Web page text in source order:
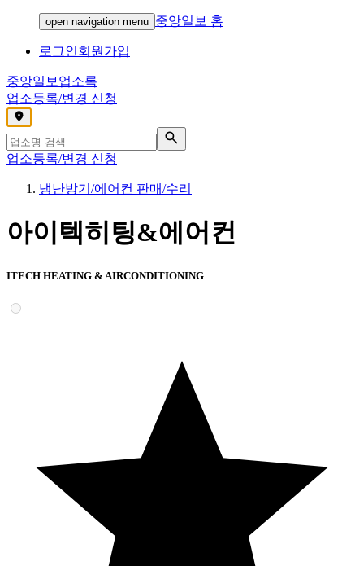
open navigation menu 중앙일보 홈
로그인회원가입
중앙일보 업소록
업소등록/변경 신청
,
업소등록/변경 신청
냉난방기/에어컨 판매/수리
아이텍히팅&에어컨
ITECH HEATING & AIRCONDITIONING